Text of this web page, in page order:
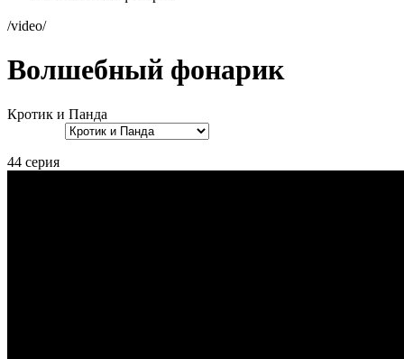
/video/
Волшебный фонарик
Кротик и Панда
44 серия